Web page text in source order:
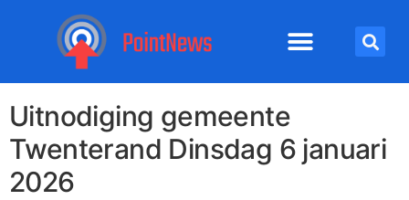
Uitnodiging gemeente
Twenterand Dinsdag 6 januari
2026